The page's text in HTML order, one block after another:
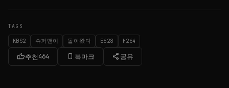
TAGS
KBS2 슈퍼맨이 돌아왔다 E628 H264
thumb_up추천464 bookmark_border 북마크 share 공유